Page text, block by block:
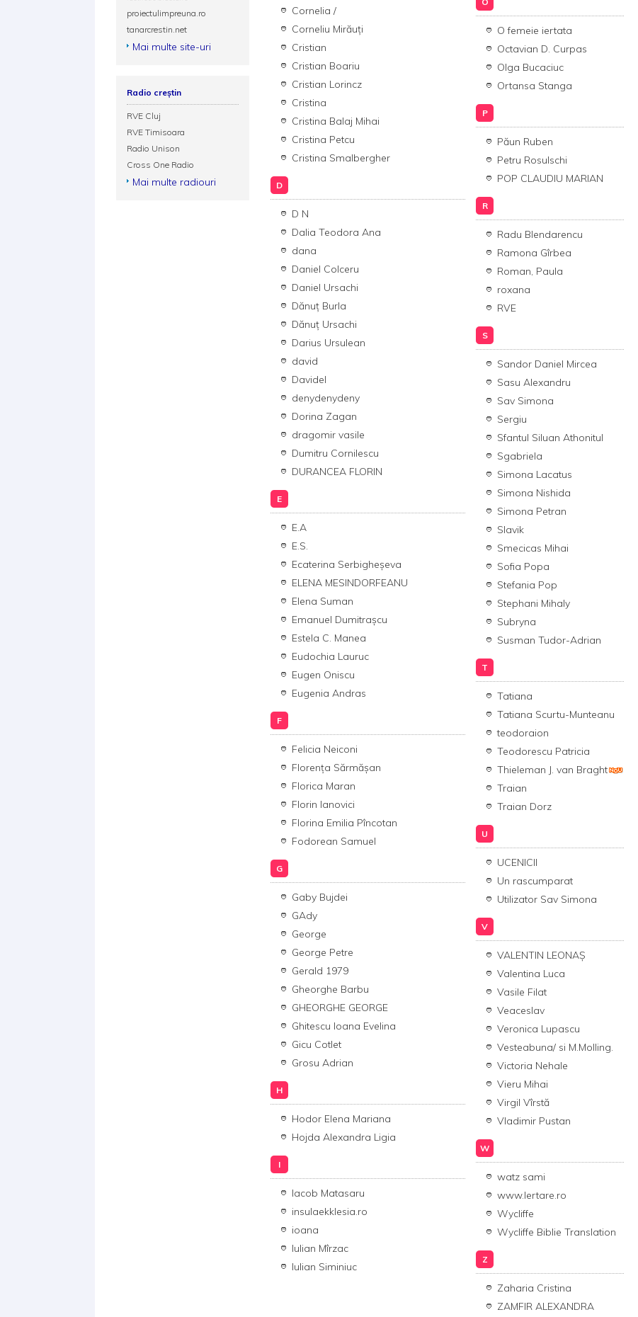
Cornelia /
Corneliu Mirăuţi
Cristian
Cristian Boariu
Cristian Lorincz
Cristina
Cristina Balaj Mihai
Cristina Petcu
Cristina Smalbergher
D
D N
Dalia Teodora Ana
dana
Daniel Colceru
Daniel Ursachi
Dănuț Burla
Dănuț Ursachi
Darius Ursulean
david
Davidel
denydenydeny
Dorina Zagan
dragomir vasile
Dumitru Cornilescu
DURANCEA FLORIN
E
E.A
E.S.
Ecaterina Serbigheșeva
ELENA MESINDORFEANU
Elena Suman
Emanuel Dumitrașcu
Estela C. Manea
Eudochia Lauruc
Eugen Oniscu
Eugenia Andras
F
Felicia Neiconi
Florența Sărmășan
Florica Maran
Florin Ianovici
Florina Emilia Pîncotan
Fodorean Samuel
G
Gaby Bujdei
GAdy
George
George Petre
Gerald 1979
Gheorghe Barbu
GHEORGHE GEORGE
Ghitescu Ioana Evelina
Gicu Cotlet
Grosu Adrian
H
Hodor Elena Mariana
Hojda Alexandra Ligia
I
Iacob Matasaru
insulaekklesia.ro
ioana
Iulian Mîrzac
Iulian Siminiuc
O femeie iertata
Octavian D. Curpas
Olga Bucaciuc
Ortansa Stanga
P
Păun Ruben
Petru Rosulschi
POP CLAUDIU MARIAN
R
Radu Blendarencu
Ramona Gîrbea
Roman, Paula
roxana
RVE
S
Sandor Daniel Mircea
Sasu Alexandru
Sav Simona
Sergiu
Sfantul Siluan Athonitul
Sgabriela
Simona Lacatus
Simona Nishida
Simona Petran
Slavik
Smecicas Mihai
Sofia Popa
Stefania Pop
Stephani Mihaly
Subryna
Susman Tudor-Adrian
T
Tatiana
Tatiana Scurtu-Munteanu
teodoraion
Teodorescu Patricia
Thieleman J. van Braght
Traian
Traian Dorz
U
UCENICII
Un rascumparat
Utilizator Sav Simona
V
VALENTIN LEONAȘ
Valentina Luca
Vasile Filat
Veaceslav
Veronica Lupascu
Vesteabuna/ si M.Molling.
Victoria Nehale
Vieru Mihai
Virgil Vîrstă
Vladimir Pustan
W
watz sami
www.Iertare.ro
Wycliffe
Wycliffe Biblie Translation
Z
Zaharia Cristina
ZAMFIR ALEXANDRA
proiectulimpreuna.ro
tanarcrestin.net
Mai multe site-uri
Radio creștin
RVE Cluj
RVE Timisoara
Radio Unison
Cross One Radio
Mai multe radiouri